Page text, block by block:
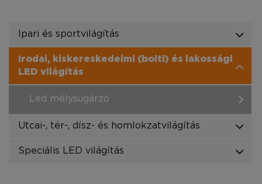
Ipari és sportvilágítás
Irodai, kiskereskedelmi (bolti) és lakossági
LED világítás
Led mélysugárzó
Utcai-, tér-, dísz- és homlokzatvilágítás
Speciális LED világítás